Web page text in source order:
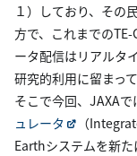
１）しており、その
方で、これまでの
ータ配信はリアルタ
研究的利用に留まっ
そこで今回、JAXA
ュレータ
（
Earthシステムを新